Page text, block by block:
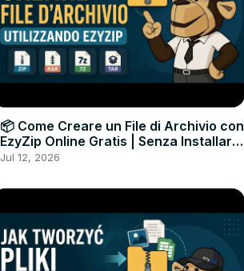
📦 Come Creare un File di Archivio con
EzyZip Online Gratis | Senza Installare
Software
Jul 12, 2026